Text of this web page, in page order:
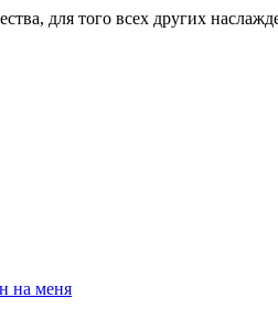
для того всех других
на меня